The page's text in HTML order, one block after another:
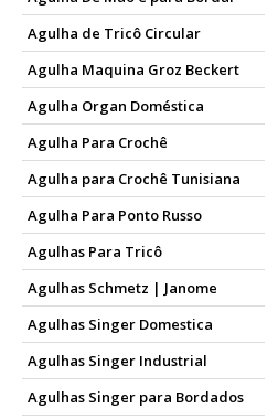
Agulha de Tricô Circular
Agulha Maquina Groz Beckert
Agulha Organ Doméstica
Agulha Para Crochê
Agulha para Crochê Tunisiana
Agulha Para Ponto Russo
Agulhas Para Tricô
Agulhas Schmetz | Janome
Agulhas Singer Domestica
Agulhas Singer Industrial
Agulhas Singer para Bordados